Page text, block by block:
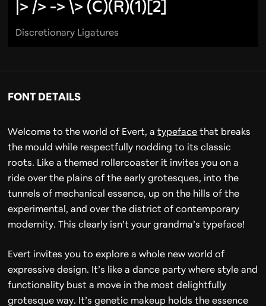
|> /> -> \> (C)(R)(1)[2]
Discretionary Ligatures
FONT DETAILS
Welcome to the world of Evert, atypeface that breaks
the mould while respectfully nodding to its classic
roots. Like a themed rollercoaster it invites you on a
ride over the plains of the early grotesques, into the
tunnels of mechanical essence, up on the hills of the
experimental, and over the district of contemporary
modernity. This clearly isn’t your grandma’s typeface!
Evert invites you to explore a whole new world of
expressive design. It’s like a dance party where style and
functionality bust a move in the most delightfully
grotesque way. It’s genetic makeup holds the essence